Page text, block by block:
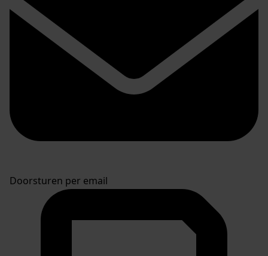
Doorsturen per email